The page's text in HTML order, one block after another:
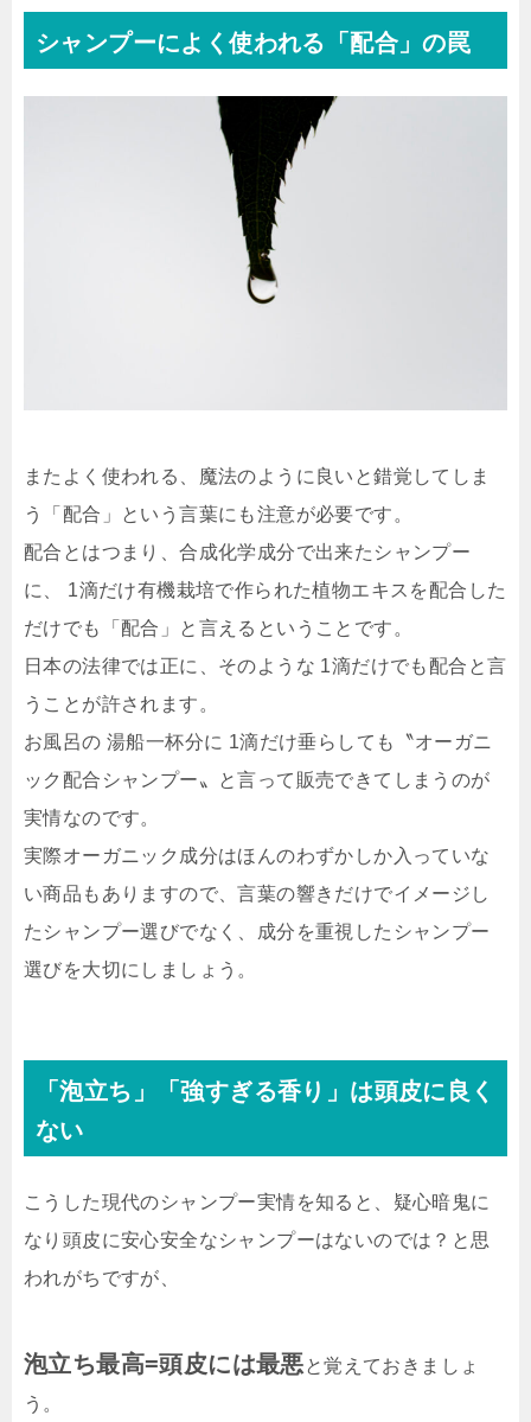
シャンプーによく使われる「配合」の罠
またよく使われる、魔法のように良いと錯覚してしま
う「配合」という言葉にも注意が必要です。
配合とはつまり、合成化学成分で出来たシャンプー
に、 1滴だけ有機栽培で作られた植物エキスを配合した
だけでも「配合」と言えるということです。
日本の法律では正に、そのような 1滴だけでも配合と言
うことが許されます。
お風呂の 湯船一杯分に 1滴だけ垂らしても〝オーガニ
ック配合シャンプー〟と言って販売できてしまうのが
実情なのです。
実際オーガニック成分はほんのわずかしか入っていな
い商品もありますので、言葉の響きだけでイメージし
たシャンプー選びでなく、成分を重視したシャンプー
選びを大切にしましょう。
「泡立ち」「強すぎる香り」は頭皮に良く
ない
こうした現代のシャンプー実情を知ると、疑心暗鬼に
なり頭皮に安心安全なシャンプーはないのでは？と思
われがちですが、
泡立ち最高=頭皮には最悪と覚えておきましょ
う。